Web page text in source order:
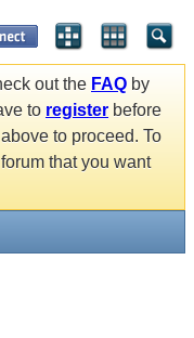
out the FAQ by
to register before
to proceed. To
that you want